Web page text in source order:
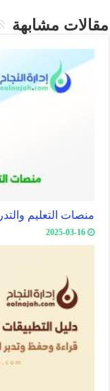
مقالات مشابهة
منصات التعليم
2025-03-16